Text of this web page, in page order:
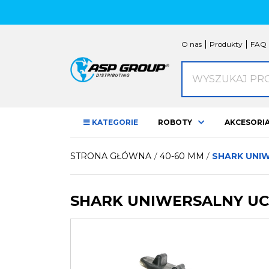
O nas Produkty FAQ
KATEGORIE ROBOTY
KATEGORIE NASZYCH
CZESCI
Kufry ATV / Moto /
Ochrona Quada
STRONA GŁÓWNA 40-60 MM SHARK
SHARK UNIWERSALNY